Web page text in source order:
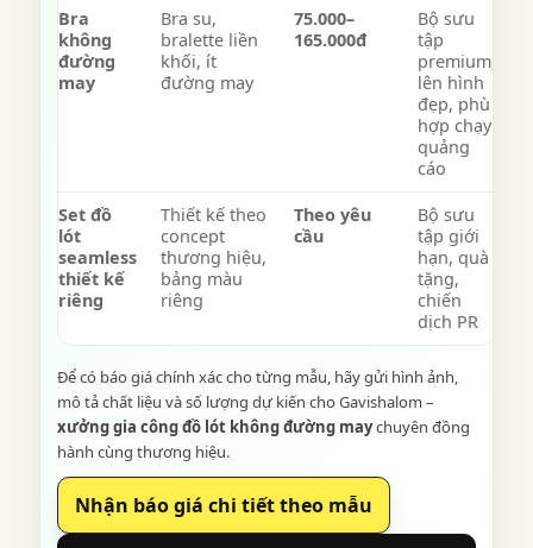
Bra
không
đường
may
Bra su,
bralette liền
khối, ít
đường may
75.000–
165.000đ
Bộ sưu
tập
premium,
lên hình
đẹp, phù
hợp chạy
quảng
cáo
Set đồ
lót
seamless
thiết kế
riêng
Thiết kế theo
concept
thương hiệu,
bảng màu
riêng
Theo yêu
cầu
Bộ sưu
tập giới
hạn, quà
tặng,
chiến
dịch PR
Để có báo giá chính xác cho từng mẫu, hãy gửi hình ảnh,
mô tả chất liệu và số lượng dự kiến cho Gavishalom –
xưởng gia công đồ lót không đường maychuyên đồng
hành cùng thương hiệu.
Nhận báo giá chi tiết theo mẫu